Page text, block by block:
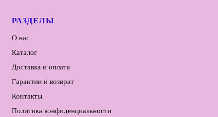
РАЗДЕЛЫ
О нас
Каталог
Доставка и оплата
Гарантии и возврат
Контакты
Политика конфиденциальности